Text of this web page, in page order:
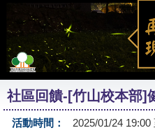
行事曆
最新活動
活動花絮
課程一覽表
志工與社團
社區回饋-[竹山校本部]
活動時間：
2025/01/24 19:00